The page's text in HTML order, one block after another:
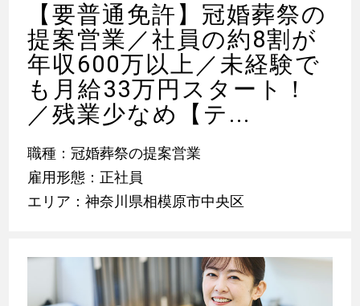
【要普通免許】冠婚葬祭の
提案営業／社員の約8割が
年収600万以上／未経験で
も月給33万円スタート！
／残業少なめ【テ...
職種：冠婚葬祭の提案営業
雇用形態：正社員
エリア：神奈川県相模原市中央区